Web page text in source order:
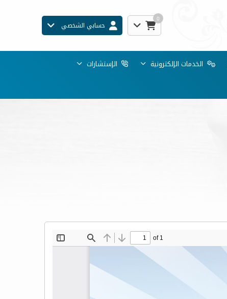
0
حسابي الشخصي
الخدمات الإلكترونية
الإستشارات